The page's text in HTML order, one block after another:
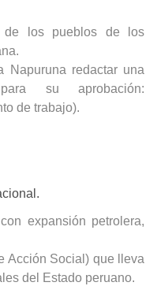
de los pueblos de los
Napuruna redactar una
su aprobación:
de trabajo).
expansión petrolera,
Acción Social) que lleva
del Estado peruano.